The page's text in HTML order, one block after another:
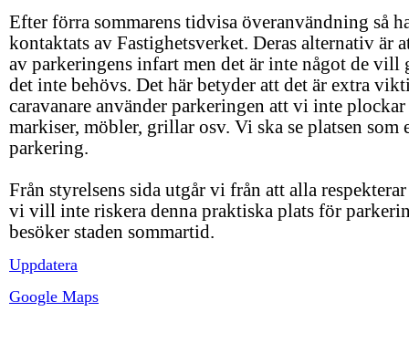
Efter förra sommarens tidvisa överanvändning så
kontaktats av Fastighetsverket. Deras alternativ är
av parkeringens infart men det är inte något de vill
det inte behövs. Det här betyder att det är extra
caravanare använder parkeringen att vi inte
markiser, möbler, grillar osv. Vi ska se platsen som
parkering.
Från styrelsens sida utgår vi från att alla
vi vill inte riskera denna praktiska plats för
besöker staden sommartid.
Uppdatera
Google Maps